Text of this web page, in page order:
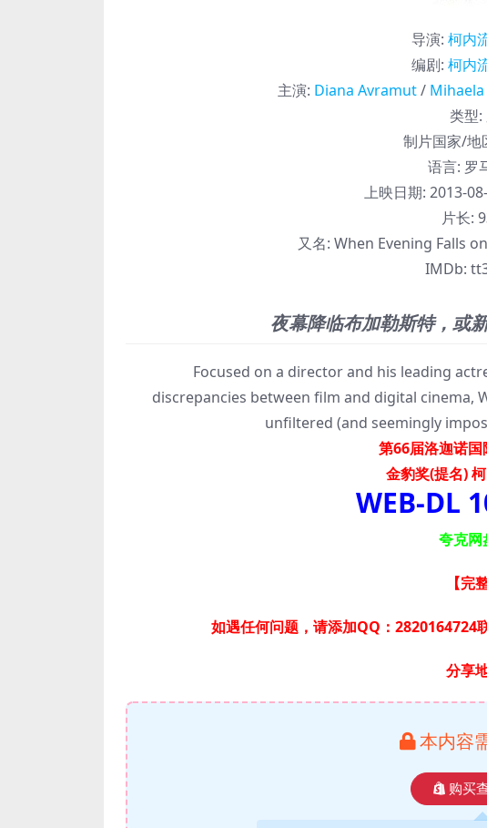
导演: 柯内
编剧: 柯内
主演: Diana Avramut/
类型:
制片国家/地
语言: 罗
上映日期: 2013-
片长:
又名: When Evening Falls
IMDb:
夜幕降临布加勒斯特，或
Focused on a director and his leading
discrepancies between film and digital cinema,
unfiltered (and seemingly
第66届洛迦诺
金豹奖(提名)
WEB-DL
夸克网
【完
如遇任何问题，请添加QQ：2820164724
分享
本内容
购买